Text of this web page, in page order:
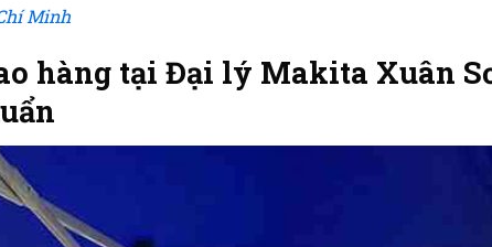
Minh
hàng tại Đại lý Makita Xuân